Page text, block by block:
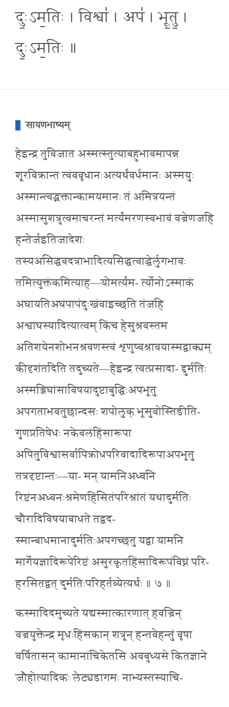
दुः॒ऽम॒तिः । विश्वा॑ । अप॑ । भू॒तु॒ ।
दुः॒ऽम॒तिः ॥
सायणभाष्यम्
हेइन्द्र तुविजात अस्मत्स्तुत्याबहुभावमापन्न
शूरविक्रान्त त्वंववृधानःअत्यर्थंवर्धमानः अस्मयुः
अस्मान्त्वद्भक्तान्कामयमानः तं अमित्रयन्तं
अस्मासुशत्रुत्वमाचरन्तं मर्त्यंमरणस्वभावं वज्रेणजहि
हन्तेर्जइतिजादेशः
तस्यअसिद्धवदत्राभादित्यसिद्धत्वाद्धेर्लुगभावः
तमित्युक्तंकमित्याह—योमर्त्यंम- र्त्योनोऽस्माकं
अघायतिअघंपापंदुःखंवाइच्छति तंजहि
अश्वाघस्यादित्यात्वम् किंच हेसुश्रवस्तम
अतिशयेनशोभनश्रवणस्त्वं शृणुष्वश्रावयास्मद्वाक्यम्
कीदृशंतदिति तदुच्यते—हेइन्द्र त्वत्प्रसादा- द्दुर्मतिः
अस्मज्जिघांसाविषयादुष्टाबुद्धिःअपभूतु
अपगताभवतुछान्दसः शपोलुक् भूसुवोस्तिङीति-
गुणप्रतिषेधः नकेवलंहिंसारूपा
अपितुविश्वासर्वापिक्रोधपरिवादादिरूपाअपभूतु
तत्रदृष्टान्तः—या- मन् यामनिअध्वनि
रिष्टंनअध्वनःश्रमेणहिंसितंपरिश्रांतं यथादुर्मतिः
चौरादिविषयाबाधते तद्वद-
स्मान्बाधमानादुर्मतिःअपगच्छतु यद्वा यामनि
मार्गेयज्ञादिरूपेरिष्टं असुरकृतहिंसादिरूपंविघ्नं परि-
हरसितद्वत् दुर्मतिःपरिहर्तव्येत्यर्थः ॥ ७ ॥
कस्मादिदमुच्यते यद्यस्मात्कारणात् हवज्रिन्
वज्रयुक्तेन्द्र मृधःहिंसकान् शत्रून् हन्तवेहन्तुं वृषा
वर्षितासन् कामानांचिकेतसि अवबुध्यसे कितज्ञाने
जौहोत्यादिकः लेट्यडागमः नाभ्यस्तस्याचि-